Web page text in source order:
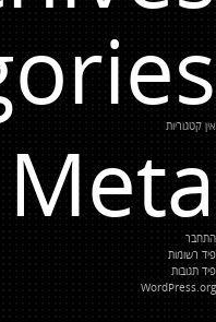
אין קטגוריות
Meta
התחבר
פיד רשומות
פיד תגובות
WordPress.org